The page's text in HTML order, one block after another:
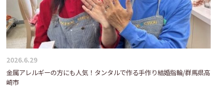
2026.6.29
金属アレルギーの方にも人気！タンタルで作る手作り結婚指輪/群馬県高
崎市